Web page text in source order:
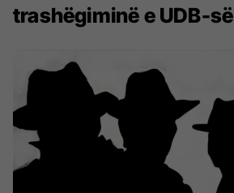
trashëgiminë e UDB-së